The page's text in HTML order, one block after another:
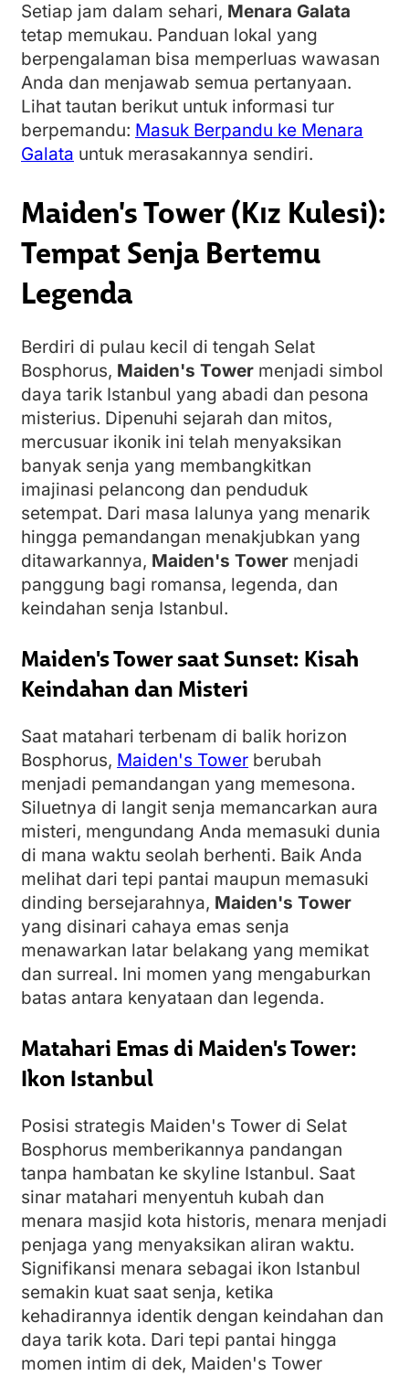
Setiap jam dalam sehari, Menara Galata
tetap memukau. Panduan lokal yang
berpengalaman bisa memperluas wawasan
Anda dan menjawab semua pertanyaan.
Lihat tautan berikut untuk informasi tur
berpemandu: Masuk Berpandu ke Menara
Galata untuk merasakannya sendiri.
Maiden's Tower (Kız Kulesi):
Tempat Senja Bertemu
Legenda
Berdiri di pulau kecil di tengah Selat
Bosphorus, Maiden's Tower menjadi simbol
daya tarik Istanbul yang abadi dan pesona
misterius. Dipenuhi sejarah dan mitos,
mercusuar ikonik ini telah menyaksikan
banyak senja yang membangkitkan
imajinasi pelancong dan penduduk
setempat. Dari masa lalunya yang menarik
hingga pemandangan menakjubkan yang
ditawarkannya, Maiden's Tower menjadi
panggung bagi romansa, legenda, dan
keindahan senja Istanbul.
Maiden's Tower saat Sunset: Kisah
Keindahan dan Misteri
Saat matahari terbenam di balik horizon
Bosphorus, Maiden's Tower berubah
menjadi pemandangan yang memesona.
Siluetnya di langit senja memancarkan aura
misteri, mengundang Anda memasuki dunia
di mana waktu seolah berhenti. Baik Anda
melihat dari tepi pantai maupun memasuki
dinding bersejarahnya, Maiden's Tower
yang disinari cahaya emas senja
menawarkan latar belakang yang memikat
dan surreal. Ini momen yang mengaburkan
batas antara kenyataan dan legenda.
Matahari Emas di Maiden's Tower:
Ikon Istanbul
Posisi strategis Maiden's Tower di Selat
Bosphorus memberikannya pandangan
tanpa hambatan ke skyline Istanbul. Saat
sinar matahari menyentuh kubah dan
menara masjid kota historis, menara menjadi
penjaga yang menyaksikan aliran waktu.
Signifikansi menara sebagai ikon Istanbul
semakin kuat saat senja, ketika
kehadirannya identik dengan keindahan dan
daya tarik kota. Dari tepi pantai hingga
momen intim di dek, Maiden's Tower